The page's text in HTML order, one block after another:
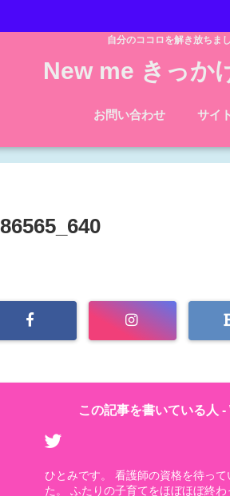
自分のココロを解き放ちま
New me きっか
お問い合わせ サイ
この記事を書いている人 -
ひとみです。 看護師の資格を待っ
た。 ふたりの子育てをほぼほぼ終